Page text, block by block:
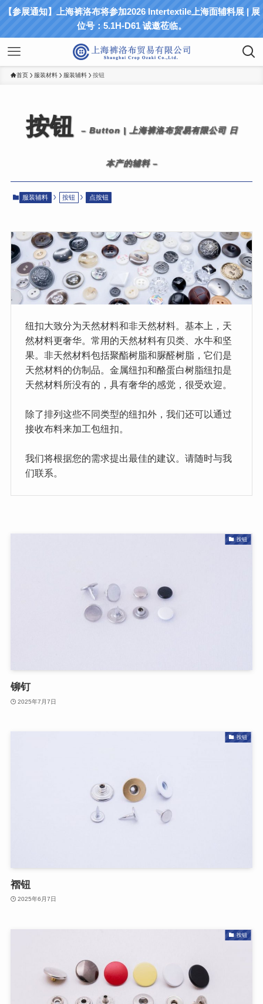
【参展通知】上海裤洛布将参加2026 Intertextile上海面辅料展 | 展
位号：5.1H-D61 诚邀莅临。
首页 服装材料 服装辅料 按钮
按钮 – Button | 上海裤洛布贸易有限公司 日
本产的辅料 –
服装辅料 按钮 点按钮
纽扣大致分为天然材料和非天然材料。基本上，天
然材料更奢华。常用的天然材料有贝类、水牛和坚
果。非天然材料包括聚酯树脂和脲醛树脂，它们是
天然材料的仿制品。金属纽扣和酪蛋白树脂纽扣是
天然材料所没有的，具有奢华的感觉，很受欢迎。
除了排列这些不同类型的纽扣外，我们还可以通过
接收布料来加工包纽扣。
我们将根据您的需求提出最佳的建议。请随时与我
们联系。
按钮
铆钉
2025年7月7日
按钮
褶钮
2025年6月7日
按钮